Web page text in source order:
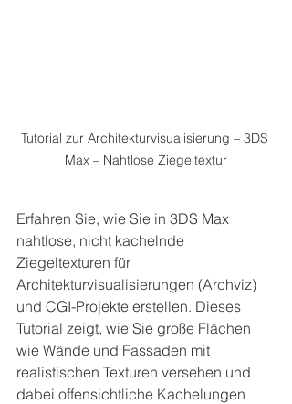
Tutorial zur Architekturvisualisierung – 3DS
Max – Nahtlose Ziegeltextur
Erfahren Sie, wie Sie in 3DS Max
nahtlose, nicht kachelnde
Ziegeltexturen für
Architekturvisualisierungen (Archviz)
und CGI-Projekte erstellen. Dieses
Tutorial zeigt, wie Sie große Flächen
wie Wände und Fassaden mit
realistischen Texturen versehen und
dabei offensichtliche Kachelungen